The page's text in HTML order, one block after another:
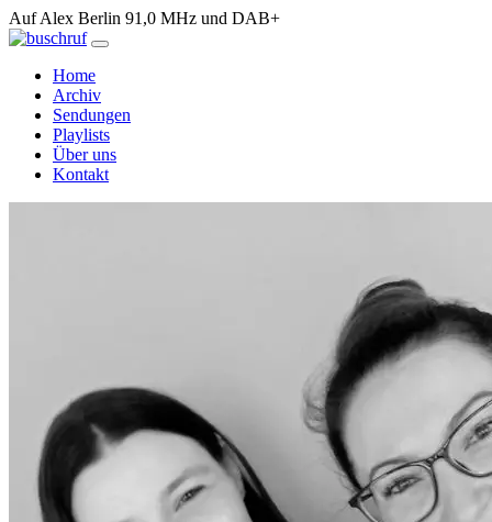
Auf Alex Berlin 91,0 MHz und DAB+
Home
Archiv
Sendungen
Playlists
Über uns
Kontakt